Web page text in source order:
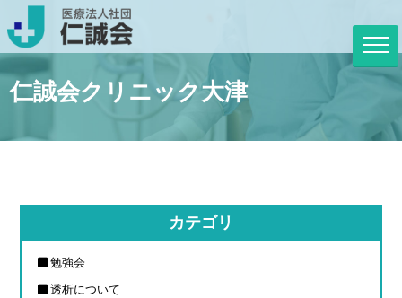
仁誠会クリニック大津
カテゴリ
勉強会
透析について